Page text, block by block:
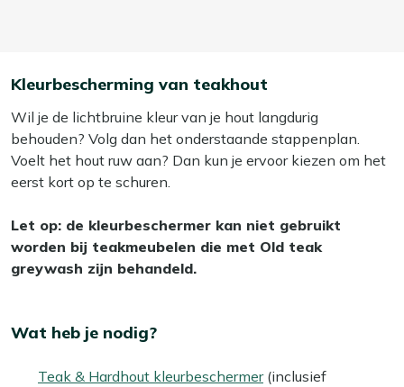
Kleurbescherming van teakhout
Wil je de lichtbruine kleur van je hout langdurig
behouden? Volg dan het onderstaande stappenplan.
Voelt het hout ruw aan? Dan kun je ervoor kiezen om het
eerst kort op te schuren.
Let op: de kleurbeschermer kan niet gebruikt
worden bij teakmeubelen die met Old teak
greywash zijn behandeld.
Wat heb je nodig?
Teak & Hardhout kleurbeschermer(inclusief